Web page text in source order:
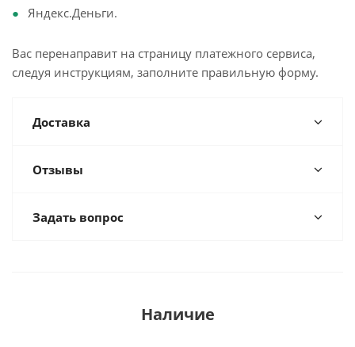
Яндекс.Деньги.
Вас перенаправит на страницу платежного сервиса,
следуя инструкциям, заполните правильную форму.
Доставка
Отзывы
Задать вопрос
Наличие